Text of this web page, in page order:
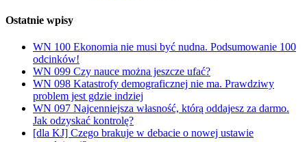
Ostatnie wpisy
WN 100 Ekonomia nie musi być nudna. Podsumowanie 100
odcinków!
WN 099 Czy nauce można jeszcze ufać?
WN 098 Katastrofy demograficznej nie ma. Prawdziwy
problem jest gdzie indziej
WN 097 Najcenniejsza własność, którą oddajesz za darmo.
Jak odzyskać kontrolę?
[dla KJ] Czego brakuje w debacie o nowej ustawie